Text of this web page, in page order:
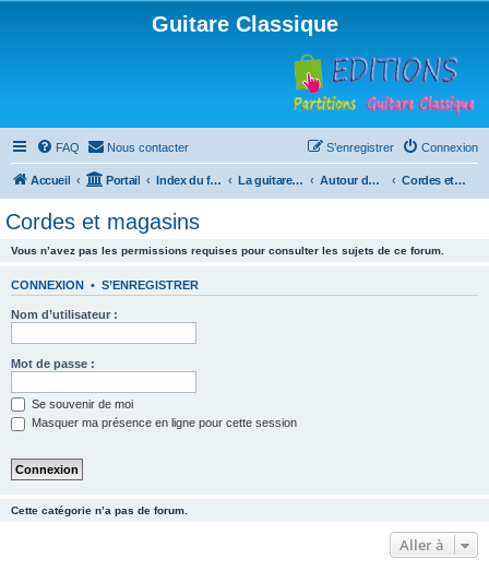
Guitare Classique
FAQ Nous contacter Connexion
S’enregistrer
Accueil Portail Index du forum La guitare : instrument, cours et théorie Autour de la guitare Cordes et magasins
Cordes et magasins
Vous n’avez pas les permissions requises pour consulter les sujets de ce forum.
CONNEXION • S’ENREGISTRER
Nom d’utilisateur :
Mot de passe :
Se souvenir de moi
Masquer ma présence en ligne pour cette session
Cette catégorie n’a pas de forum.
Aller à